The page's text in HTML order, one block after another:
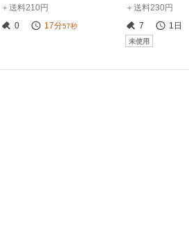
＋送料210円
0
17分56秒
＋送料230円
7
1日
未使用